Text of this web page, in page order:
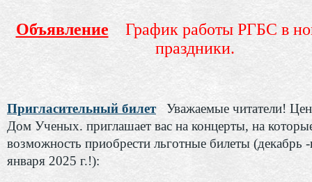
Объявление
График работы РГБС в
праздники.
Пригласительный билет
Уважаемые читатели!
Дом Ученых. приглашает вас на концерты, на
возможность приобрести льготные билеты (декабрь
января 2025 г.!):